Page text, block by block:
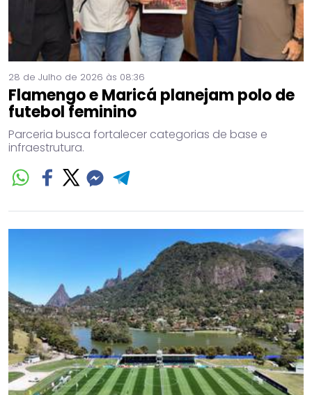
28 de Julho de 2026 às 08:36
Flamengo e Maricá planejam polo de
futebol feminino
Parceria busca fortalecer categorias de base e
infraestrutura.